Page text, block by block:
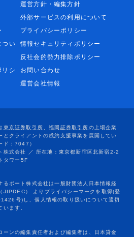
運営方針・編集方針
外部サービスの利用について
プライバシーポリシー
つい
情報セキュリティポリシー
反社会的勢力排除ポリシー
リシ
お問い合わせ
運営会社情報
ーンの編集責任者および編集者は、日本貸金